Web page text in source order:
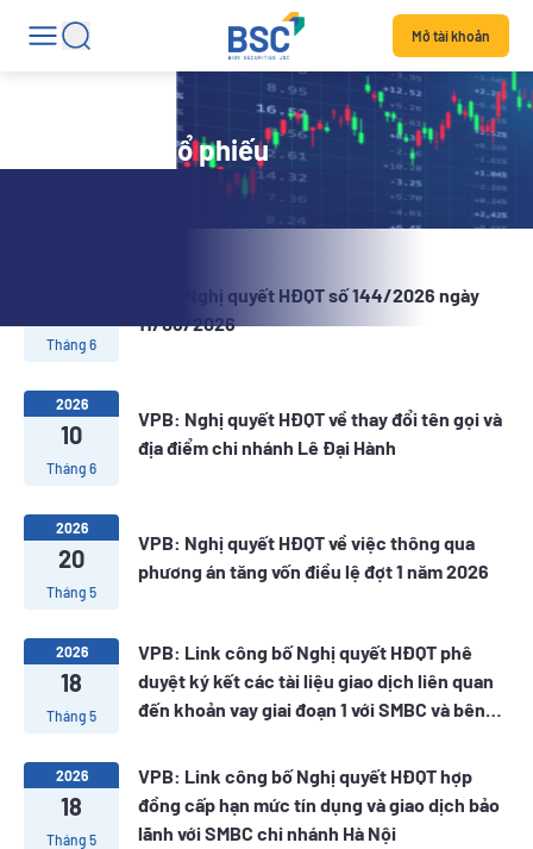
Mở tài khoản
Tin tức mã cổ phiếu
Tháng 6
VPB: Nghị quyết HĐQT số 144/2026 ngày
11/06/2026
2026
10
Tháng 6
VPB: Nghị quyết HĐQT về thay đổi tên gọi và
địa điểm chi nhánh Lê Đại Hành
2026
20
Tháng 5
VPB: Nghị quyết HĐQT về việc thông qua
phương án tăng vốn điều lệ đợt 1 năm 2026
2026
18
Tháng 5
VPB: Link công bố Nghị quyết HĐQT phê
duyệt ký kết các tài liệu giao dịch liên quan
đến khoản vay giai đoạn 1 với SMBC và bên
2026
18
Tháng 5
VPB: Link công bố Nghị quyết HĐQT hợp
đồng cấp hạn mức tín dụng và giao dịch bảo
lãnh với SMBC chi nhánh Hà Nội